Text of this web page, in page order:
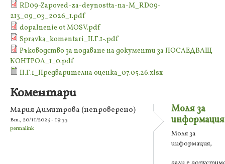
RD09-Zapoved-za-deynostta-na-M_RD09-
213_09_03_2026_1.pdf
dopalnenie ot MOSV.pdf
Spravka_komentari_II.Г.1-.pdf
Ръководство за подаване на документи за ПОСЛЕДВАЩ
КОНТРОЛ_1_0.pdf
II.Г.1_Предварителна оценка_07.05.26.xlsx
Коментари
Мария Димитрова (непроверено)
Вт., 20/11/2025 - 19:33
permalink
Моля за
Моля за
информация,